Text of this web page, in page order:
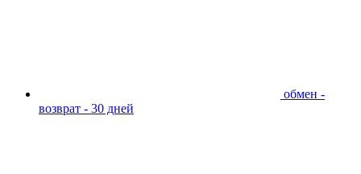
обмен -
возврат - 30 дней